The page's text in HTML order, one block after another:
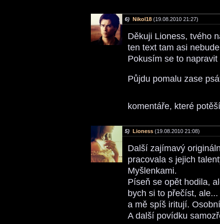
6) Nikol18 (19.08.2010 21:27)
Děkuji Lioness, tvého
ten text tam asi
Pokusím se to
Půjdu pomalu zase
komentáře, které
5) Lioness (19.08.2010 21:08)
Další zajímavý
pracovala s jejich
Myšlenkami.
Píseň se opět hodila,
bych si to přečíst,
a mě spíš iritují.
A další povídku